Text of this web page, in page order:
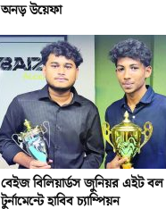
অনড় উয়েফা
বেইজ বিলিয়ার্ডস জুনিয়র এইট
টুর্নামেন্টে হাবিব চ্যাম্পিয়ন